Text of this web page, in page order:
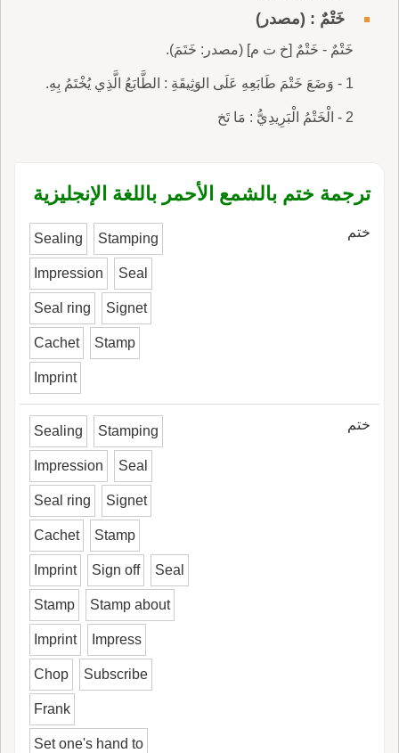
خَتْمٌ : (مصدر)
خَتْمٌ - خَتْمٌ [خ ت م] (مصدر: خَتَمَ).
1 - وَضَعَ خَتْمَ طَابَعِهِ عَلَى الوَثِيقَةِ : الطَّابَعُ الَّذِي يُخْتَمُ بِهِ.
2 - الْخَتْمُ الْبَرِيدِيُّ : مَا تَخ
ترجمة ختم بالشمع الأحمر باللغة الإنجليزية
ختم Sealing Stamping
Impression Seal
Seal ring Signet
Cachet Stamp
Imprint
ختم Sealing Stamping
Impression Seal
Seal ring Signet
Cachet Stamp
Imprint Sign off Seal
Stamp Stamp about
Imprint Impress
Chop Subscribe
Frank
Set one's hand to